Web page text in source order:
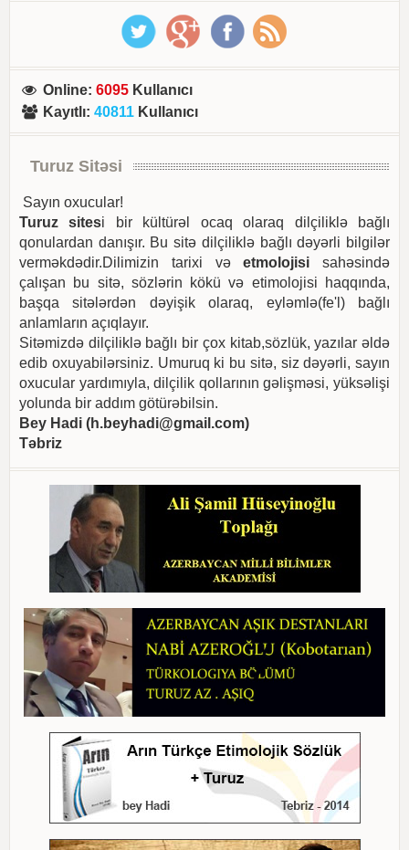
Online:6095 Kullanıcı
Kayıtlı:40811 Kullanıcı
Turuz Sitəsi
Sayın oxucular!
Turuz sitesi bir kültürəl ocaq olaraq dilçiliklə bağlı
qonulardan danışır. Bu sitə dilçiliklə bağlı dəyərli bilgilər
verməkdədir.Dilimizin tarixi vəetmolojisi sahəsində
çalışan bu sitə, sözlərin kökü və etimolojisi haqqında,
başqa sitələrdən dəyişik olaraq, eyləmlə(fe'l) bağlı
anlamların açıqlayır.
Sitəmizdə dilçiliklə bağlı bir çox kitab,sözlük, yazılar əldə
edib oxuyabilərsiniz. Umuruq ki bu sitə, siz dəyərli, sayın
oxucular yardımıyla, dilçilik qollarının gəlişməsi, yüksəlişi
yolunda bir addım götürəbilsin.
Bey Hadi (h.beyhadi@gmail.com)
Təbriz